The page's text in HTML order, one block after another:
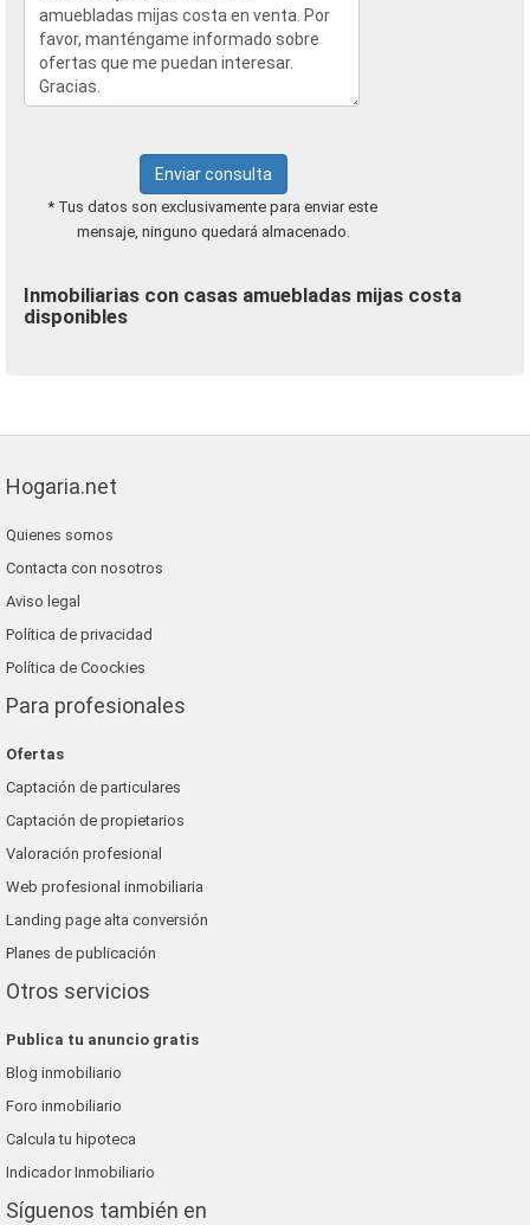
Enviar consulta
* Tus datos son exclusivamente para enviar este
mensaje, ninguno quedará almacenado.
Inmobiliarias con casas amuebladas mijas costa
disponibles
Hogaria.net
Quienes somos
Contacta con nosotros
Aviso legal
Política de privacidad
Política de Coockies
Para profesionales
Ofertas
Captación de particulares
Captación de propietarios
Valoración profesional
Web profesional inmobiliaria
Landing page alta conversión
Planes de publicación
Otros servicios
Publica tu anuncio gratis
Blog inmobiliario
Foro inmobiliario
Calcula tu hipoteca
Indicador Inmobiliario
Síguenos también en